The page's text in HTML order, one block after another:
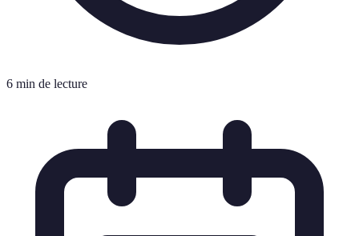
6 min de lecture